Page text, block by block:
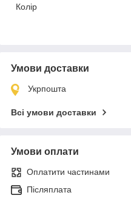
Колір
Умови доставки
Укрпошта
Всі умови доставки
Умови оплати
Оплатити частинами
Післяплата